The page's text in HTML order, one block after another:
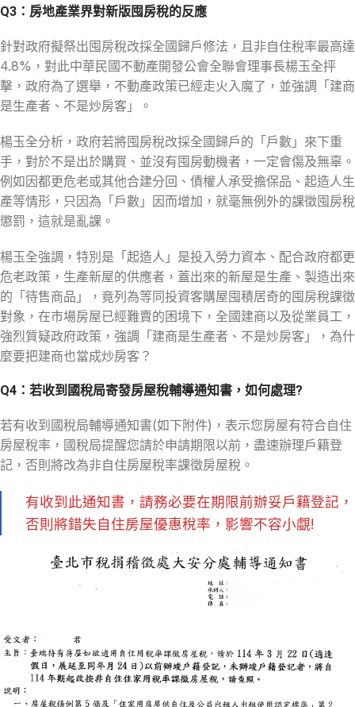
Q3：房地產業界對新版囤房稅的反應
針對政府擬祭出囤房稅改採全國歸戶修法，且非自住稅率最高達
4.8%，對此中華民國不動產開發公會全聯會理事長楊玉全抨
擊，政府為了選舉，不動產政策已經走火入魔了，並強調「建商
是生產者、不是炒房客」。
楊玉全分析，政府若將囤房稅改採全國歸戶的「戶數」來下重
手，對於不是出於購買、並沒有囤房動機者，一定會傷及無辜。
例如因都更危老或其他合建分回、債權人承受擔保品、起造人生
產等情形，只因為「戶數」因而增加，就毫無例外的課徵囤房稅
懲罰，這就是亂課。
楊玉全強調，特別是「起造人」是投入勞力資本、配合政府都更
危老政策，生產新屋的供應者，蓋出來的新屋是生產、製造出來
的「待售商品」，竟列為等同投資客購屋囤積居奇的囤房稅課徵
對象，在市場房屋已經難賣的困境下，全國建商以及從業員工，
強烈質疑政府政策，強調「建商是生產者、不是炒房客」，為什
麼要把建商也當成炒房客？
Q4：若收到國稅局寄發房屋稅輔導通知書，如何處理?
若有收到國稅局輔導通知書(如下附件)，表示您房屋有符合自住
房屋稅率，國稅局提醒您請於申請期限以前，盡速辦理戶籍登
記，否則將改為非自住房屋稅率課徵房屋稅。
有收到此通知書，請務必要在期限前辦妥戶籍登記，
否則將錯失自住房屋優惠稅率，影響不容小覷!